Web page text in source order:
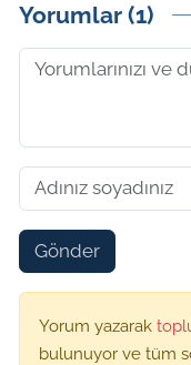
Yorumlar (1)
Gönder
Yorum yazarak
bulunuyor ve tüm